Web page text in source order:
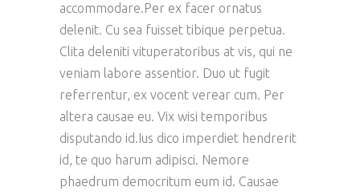
accommodare.Per ex facer ornatus
delenit. Cu sea fuisset tibique perpetua.
Clita deleniti vituperatoribus at vis, qui ne
veniam labore assentior. Duo ut fugit
referrentur, ex vocent verear cum. Per
altera causae eu. Vix wisi temporibus
disputando id.Ius dico imperdiet hendrerit
id, te quo harum adipisci. Nemore
phaedrum democritum eum id. Causae